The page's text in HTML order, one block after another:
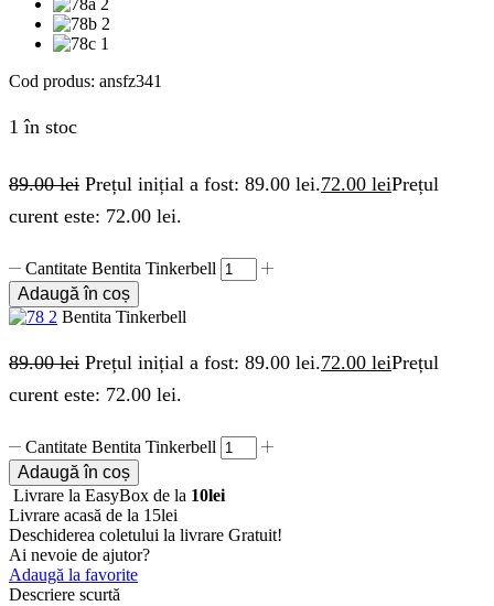
Cod produs: ansfz341
1 în stoc
89.00lei Prețul inițial a fost: 89.00 lei.72.00 leiPrețul
curent este: 72.00 lei.
Cantitate Bentita Tinkerbell
Adaugă în coș
Bentita Tinkerbell
89.00lei Prețul inițial a fost: 89.00 lei.72.00 leiPrețul
curent este: 72.00 lei.
Cantitate Bentita Tinkerbell
Adaugă în coș
Livrare la EasyBox de la 10lei
Livrare acasă de la 15lei
Deschiderea coletului la livrare Gratuit!
Ai nevoie de ajutor?
Adaugă la favorite
Descriere scurtă